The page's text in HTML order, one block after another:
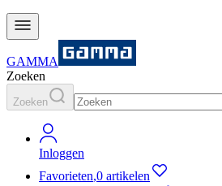
GAMMA
Zoeken
Zoeken
Inloggen
Favorieten,0 artikelen